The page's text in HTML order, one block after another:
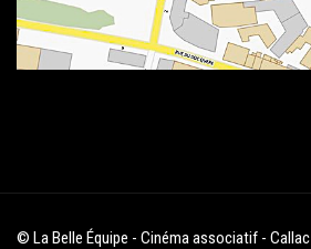
© La Belle Équipe - Cinéma associatif - Callac